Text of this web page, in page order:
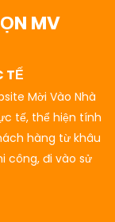
MV
TẾ
Mời Vào Nhà
tế, thể hiện tính
hàng từ khâu
công, đi vào sử